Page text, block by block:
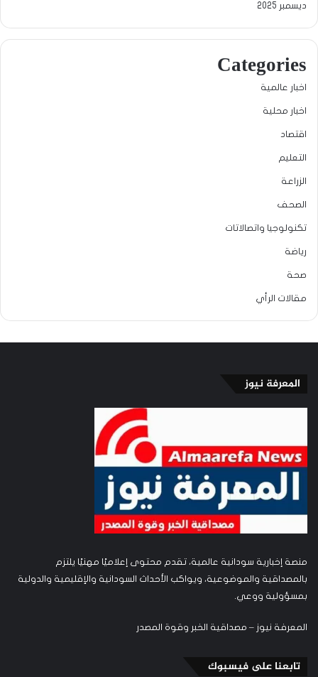
ديسمبر 2025
Categories
اخبار عالمية
اخبار محلية
اقتصاد
التعليم
الزراعة
الصحف
تكنولوجيا واتصالاتات
رياضة
صحة
مقالات الرأي
المعرفة نيوز
منصة إخبارية سودانية عالمية، تقدم محتوى إعلاميًا مهنيًا يلتزم
بالمصداقية والموضوعية، ويواكب الأحداث السودانية والإقليمية والدولية
بمسؤولية ووعي.
المعرفة نيوز – مصداقية الخبر وقوة المصدر
تابعنا على فيسبوك